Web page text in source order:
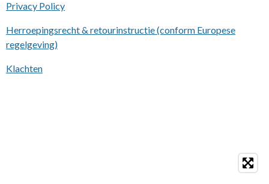
Privacy Policy
Herroepingsrecht & retourinstructie (conform Europese
regelgeving)
Klachten